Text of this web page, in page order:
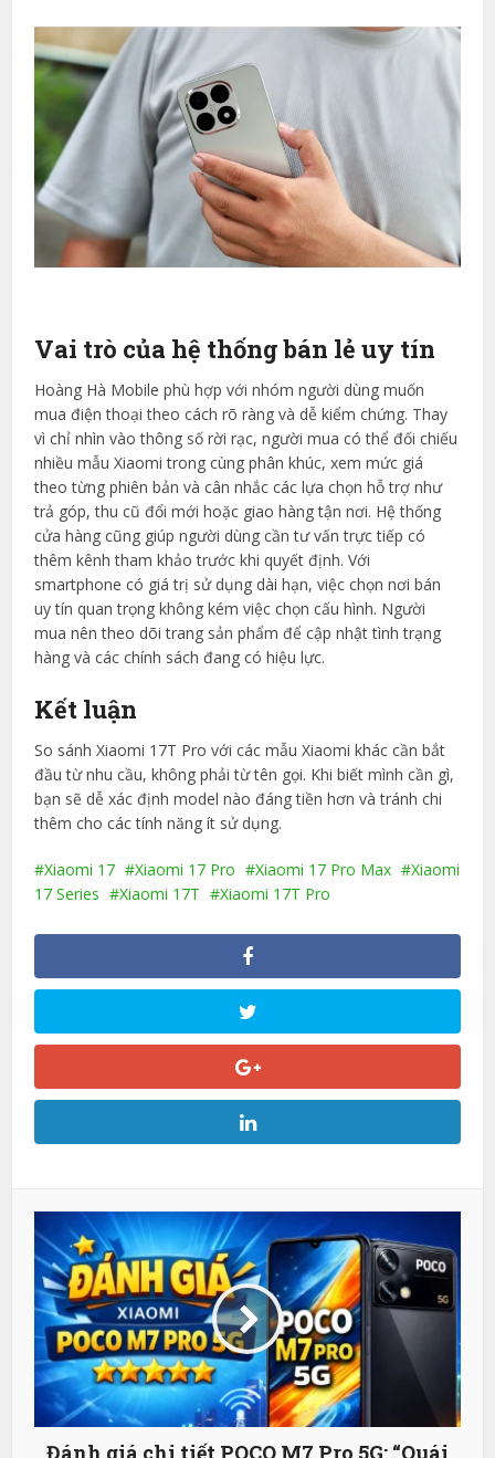
Vai trò của hệ thống bán lẻ uy tín
Hoàng Hà Mobile phù hợp với nhóm người dùng muốn
mua điện thoại theo cách rõ ràng và dễ kiểm chứng. Thay
vì chỉ nhìn vào thông số rời rạc, người mua có thể đối chiếu
nhiều mẫu Xiaomi trong cùng phân khúc, xem mức giá
theo từng phiên bản và cân nhắc các lựa chọn hỗ trợ như
trả góp, thu cũ đổi mới hoặc giao hàng tận nơi. Hệ thống
cửa hàng cũng giúp người dùng cần tư vấn trực tiếp có
thêm kênh tham khảo trước khi quyết định. Với
smartphone có giá trị sử dụng dài hạn, việc chọn nơi bán
uy tín quan trọng không kém việc chọn cấu hình. Người
mua nên theo dõi trang sản phẩm để cập nhật tình trạng
hàng và các chính sách đang có hiệu lực.
Kết luận
So sánh Xiaomi 17T Pro với các mẫu Xiaomi khác cần bắt
đầu từ nhu cầu, không phải từ tên gọi. Khi biết mình cần gì,
bạn sẽ dễ xác định model nào đáng tiền hơn và tránh chi
thêm cho các tính năng ít sử dụng.
Xiaomi 17 Xiaomi 17 Pro Xiaomi 17 Pro Max
Xiaomi
17 Series
Xiaomi 17T Xiaomi 17T Pro
Đánh giá chi tiết POCO M7 Pro 5G: “Quái